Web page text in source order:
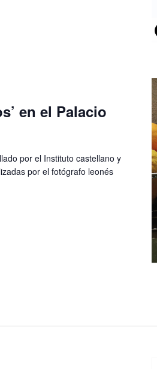
en el Palacio
por el Instituto castellano y
por el fotógrafo leonés